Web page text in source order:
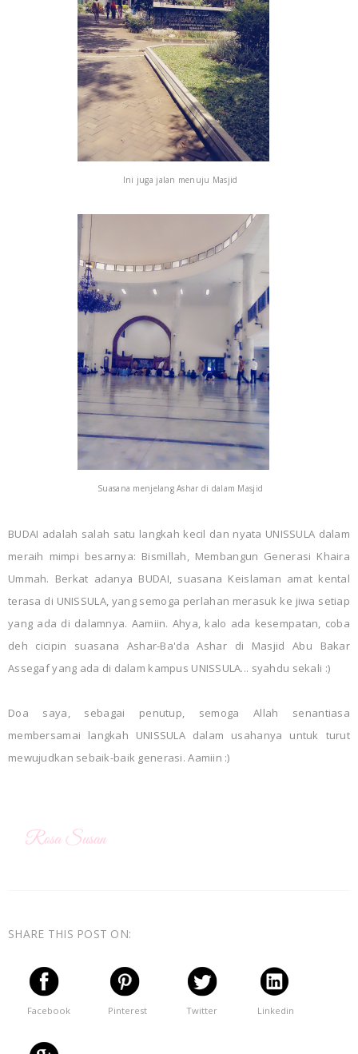
Ini juga jalan menuju Masjid
Suasana menjelang Ashar di dalam Masjid
BUDAI adalah salah satu langkah kecil dan nyata UNISSULA dalam
meraih mimpi besarnya: Bismillah, Membangun Generasi Khaira
Ummah. Berkat adanya BUDAI, suasana Keislaman amat kental
terasa di UNISSULA, yang semoga perlahan merasuk ke jiwa setiap
yang ada di dalamnya. Aamiin. Ahya, kalo ada kesempatan, coba
deh cicipin suasana Ashar-Ba'da Ashar di Masjid Abu Bakar
Assegaf yang ada di dalam kampus UNISSULA... syahdu sekali :)
Doa saya, sebagai penutup, semoga Allah senantiasa
membersamai langkah UNISSULA dalam usahanya untuk turut
mewujudkan sebaik-baik generasi. Aamiin :)
SHARE THIS POST ON:
Facebook Pinterest Twitter Linkedin